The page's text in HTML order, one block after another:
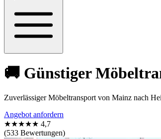
🚚 Günstiger
Zuverlässiger Möbeltransport von Mainz nach
Angebot anfordern
★★★★★ 4,7
(533 Bewertungen)